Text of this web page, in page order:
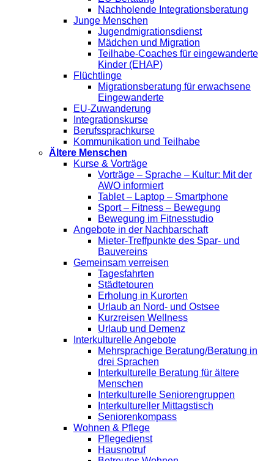
Nachholende Integrationsberatung
Junge Menschen
Jugendmigrationsdienst
Mädchen und Migration
Teilhabe-Coaches für eingewanderte
Kinder (EHAP)
Flüchtlinge
Migrationsberatung für erwachsene
Eingewanderte
EU-Zuwanderung
Integrationskurse
Berufssprachkurse
Kommunikation und Teilhabe
Ältere Menschen
Kurse & Vorträge
Vorträge – Sprache – Kultur: Mit der
AWO informiert
Tablet – Laptop – Smartphone
Sport – Fitness – Bewegung
Bewegung im Fitnesstudio
Angebote in der Nachbarschaft
Mieter-Treffpunkte des Spar- und
Bauvereins
Gemeinsam verreisen
Tagesfahrten
Städtetouren
Erholung in Kurorten
Urlaub an Nord- und Ostsee
Kurzreisen Wellness
Urlaub und Demenz
Interkulturelle Angebote
Mehrsprachige Beratung/Beratung in
drei Sprachen
Interkulturelle Beratung für ältere
Menschen
Interkulturelle Seniorengruppen
Interkultureller Mittagstisch
Seniorenkompass
Wohnen & Pflege
Pflegedienst
Hausnotruf